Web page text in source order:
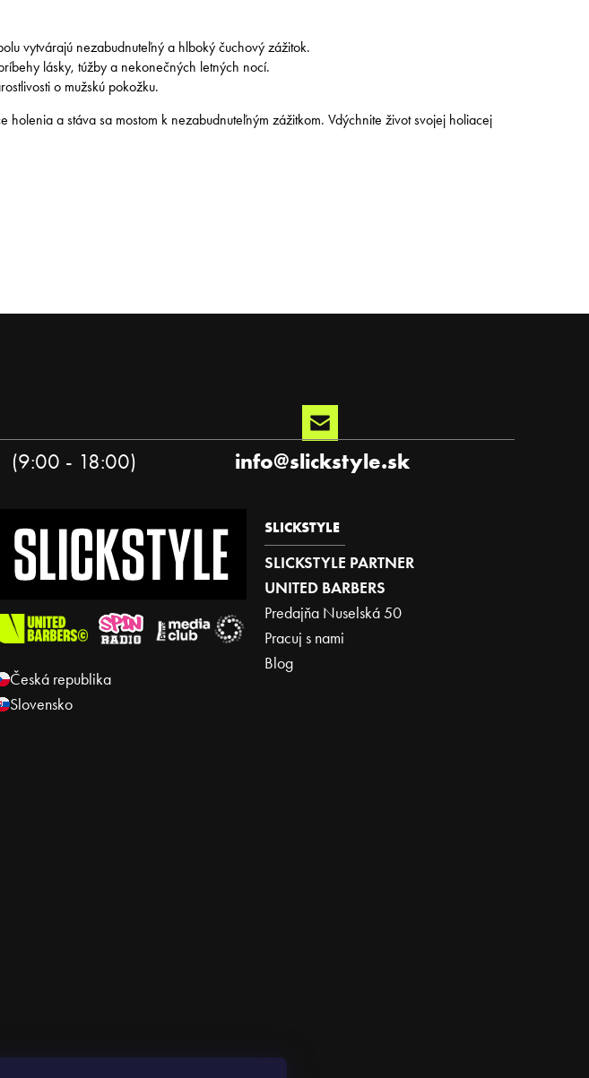
vytvárajú nezabudnuteľný a hlboký čuchový zážitok.
lásky, túžby a nekonečných letných nocí.
o mužskú pokožku.
a stáva sa mostom k nezabudnuteľným zážitkom. Vdýchnite život svojej holiacej
info@slickstyle.sk
Česká republika
Slovensko
SLICKSTYLE
SLICKSTYLE PARTNER
UNITED BARBERS
Predajňa Nuselská 50
Pracuj s nami
Blog